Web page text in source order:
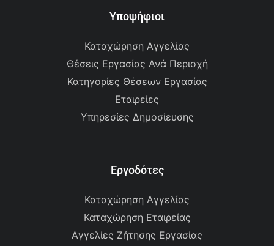
Υποψήφιοι
Καταχώρηση Αγγελίας
Θέσεις Εργασίας Ανά Περιοχή
Κατηγορίες Θέσεων Εργασίας
Εταιρείες
Υπηρεσίες Δημοσίευσης
Εργοδότες
Καταχώρηση Αγγελίας
Καταχώρηση Εταιρείας
Αγγελίες Ζήτησης Εργασίας